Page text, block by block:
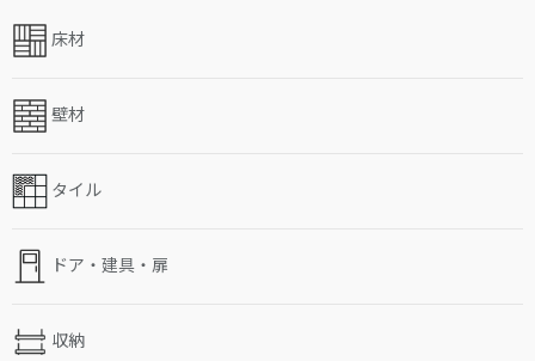
床材
壁材
タイル
ドア・建具・扉
収納